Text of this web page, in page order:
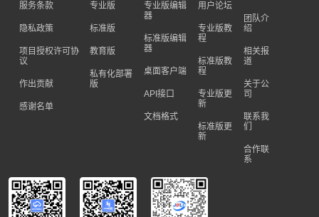
服务条款
隐私政策
项目授权许可协
议
作出贡献
感谢名单
专业版
标准版
教育版
私有化部署
版
专业版编辑
器
标准版编辑
器
桌面客户端
API接口
文档格式
用户论坛
专业版教
程
标准版教
程
专业版更
新
标准版更
新
团队介
绍
相关报
道
关于公
司
联系我
们
合作联
系